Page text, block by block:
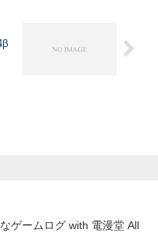
ゲームログ with 電漫堂 All